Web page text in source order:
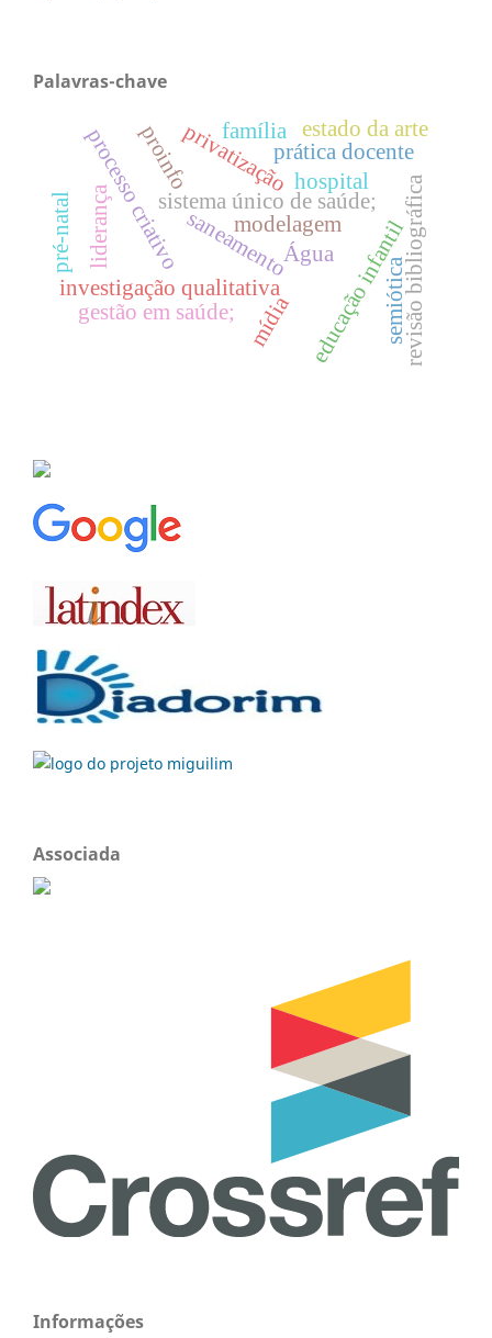
Palavras-chave
investigação qualitativa
saneamento
sistema único de saúde;
educação infantilrevisão bibliográfica
processo criativo modelagem
privatização
Água
gestão em saúde; mídia
proinfo prática docente
liderança
hospital
semiótica
pré-natal
família estado da arte
Associada
Informações